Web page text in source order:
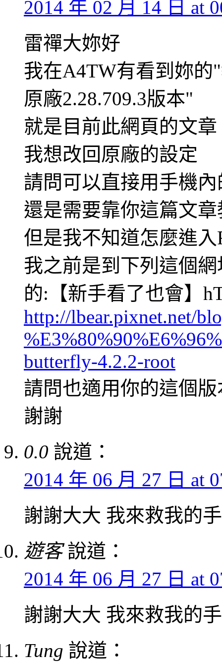
2014 年 02 月 14 日 at
雷禪大妳好
我在A4TW有看到妳的
原廠2.28.709.3版本"
就是目前此網頁的文章
我想改回原廠的設定
請問可以直接用手機
還是需要靠你這篇文章
但是我不知道怎麼進入
我之前是到下列這個
的:【新手看了也會】
http://lbear.pixnet.net/
butterfly-4.2.2-root
請問也適用你的這個版
謝謝
0.0 說道：
2014 年 06 月 27 日 at
謝謝大大 我來救我的
遊客 說道：
2014 年 06 月 27 日 at
謝謝大大 我來救我的
Tung 說道：